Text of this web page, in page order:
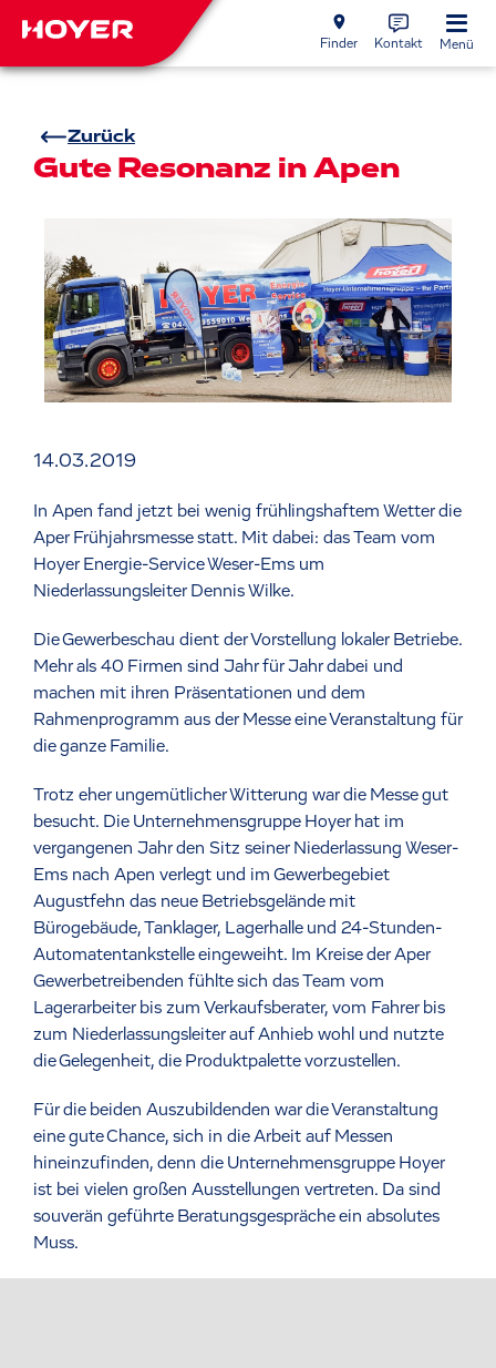
Finder Kontakt Menü
Zurück
Gute Resonanz in Apen
14.03.2019
In Apen fand jetzt bei wenig frühlingshaftem Wetter die
Aper Frühjahrsmesse statt. Mit dabei: das Team vom
Hoyer Energie-Service Weser-Ems um
Niederlassungsleiter Dennis Wilke.
Die Gewerbeschau dient der Vorstellung lokaler Betriebe.
Mehr als 40 Firmen sind Jahr für Jahr dabei und
machen mit ihren Präsentationen und dem
Rahmenprogramm aus der Messe eine Veranstaltung für
die ganze Familie.
Trotz eher ungemütlicher Witterung war die Messe gut
besucht. Die Unternehmensgruppe Hoyer hat im
vergangenen Jahr den Sitz seiner Niederlassung Weser-
Ems nach Apen verlegt und im Gewerbegebiet
Augustfehn das neue Betriebsgelände mit
Bürogebäude, Tanklager, Lagerhalle und 24-Stunden-
Automatentankstelle eingeweiht. Im Kreise der Aper
Gewerbetreibenden fühlte sich das Team vom
Lagerarbeiter bis zum Verkaufsberater, vom Fahrer bis
zum Niederlassungsleiter auf Anhieb wohl und nutzte
die Gelegenheit, die Produktpalette vorzustellen.
Für die beiden Auszubildenden war die Veranstaltung
eine gute Chance, sich in die Arbeit auf Messen
hineinzufinden, denn die Unternehmensgruppe Hoyer
ist bei vielen großen Ausstellungen vertreten. Da sind
souverän geführte Beratungsgespräche ein absolutes
Muss.